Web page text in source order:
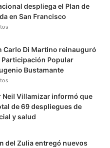
despliega el Plan de
en San Francisco
Carlo Di Martino reinauguró
Participación Popular
Bustamante
Neil Villamizar informó que
de 69 despliegues de
y salud
del Zulia entregó nuevos